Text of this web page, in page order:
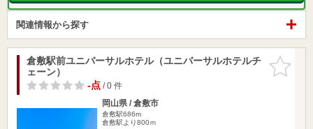
関連情報から探す
お気に入
りに追加
倉敷駅前ユニバーサルホテル（ユニバーサルホテルチ
ェーン）
-点/ 0 件
岡山県 / 倉敷市
倉敷駅686m
倉敷駅より800ｍ